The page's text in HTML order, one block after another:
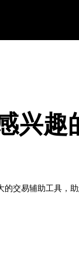
兴
的交易辅助工具，助